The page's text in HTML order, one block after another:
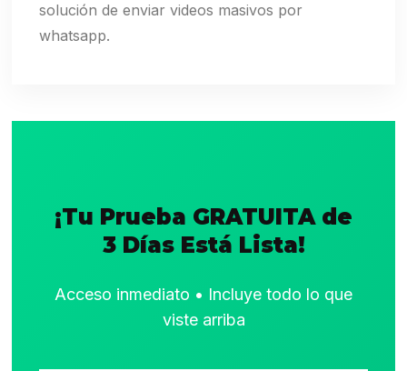
solución de enviar videos masivos por
whatsapp.
¡Tu Prueba GRATUITA de
3 Días Está Lista!
Acceso inmediato • Incluye todo lo que
viste arriba